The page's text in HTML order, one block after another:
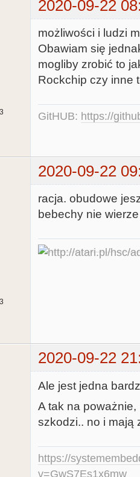
2020-09-22
możliwości i ludzi
Obawiam się
mogliby zrobić to
Rockchip czy inne
GitHUB: https://
2020-09-22
racja. obudowe
bebechy nie
2020-09-22
Ale jest jedna
A tak na poważnie,
szkodzi.. no i mają
https://
v=GwS7Es1x6mw